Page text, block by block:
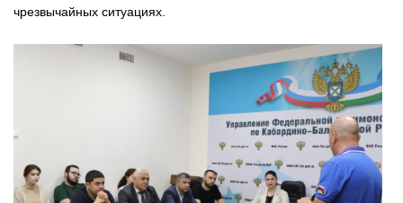
чрезвычайных ситуациях.